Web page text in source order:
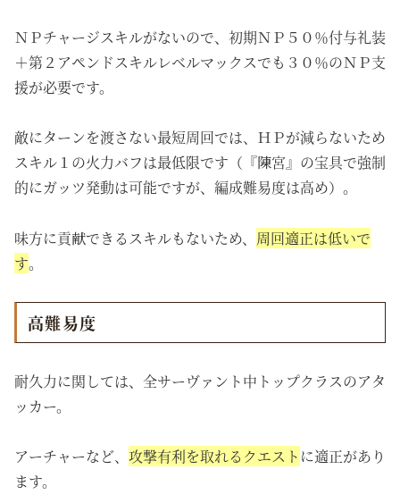
ＮＰチャージスキルがないので、初期ＮＰ５０％付与礼装
＋第２アペンドスキルレベルマックスでも３０％のＮＰ支
援が必要です。
敵にターンを渡さない最短周回では、ＨＰが減らないため
スキル１の火力バフは最低限です（『陳宮』の宝具で強制
的にガッツ発動は可能ですが、編成難易度は高め）。
味方に貢献できるスキルもないため、 周回適正は低いで
す。
高難易度
耐久力に関しては、全サーヴァント中トップクラスのアタ
ッカー。
アーチャーなど、 攻撃有利を取れるクエスト に適正があり
ます。